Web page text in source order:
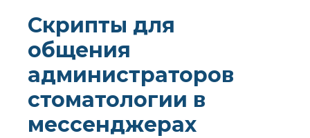
Скрипты для
общения
администраторов
стоматологии в
мессенджерах